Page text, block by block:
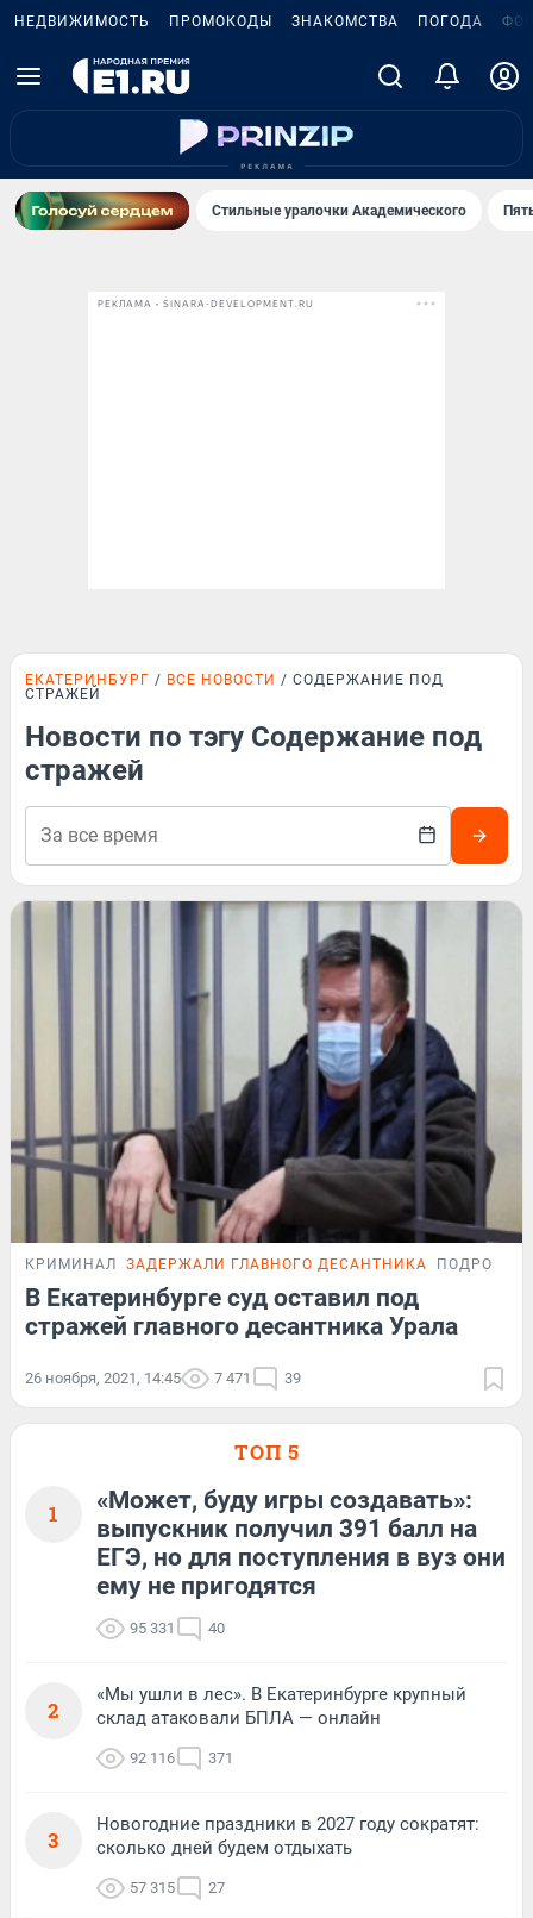
НЕДВИЖИМОСТЬ ПРОМОКОДЫ ЗНАКОМСТВА ПОГОДА
Стильные уралочки Академического
РЕКЛАМА • SINARA-DEVELOPMENT.RU
ЕКАТЕРИНБУРГ ВСЕ НОВОСТИ
СОДЕРЖАНИЕ ПОД
СТРАЖЕЙ
Новости по тэгу Содержание под
стражей
КРИМИНАЛ ЗАДЕРЖАЛИ ГЛАВНОГО ДЕСАНТНИКА
В Екатеринбурге суд оставил под
стражей главного десантника Урала
26 ноября, 2021, 14:45 7 471 39
ТОП 5
1
«Может, буду игры создавать»:
выпускник получил 391 балл на
ЕГЭ, но для поступления в вуз они
ему не пригодятся
95 331 40
2
«Мы ушли в лес». В Екатеринбурге крупный
склад атаковали БПЛА — онлайн
92 116 371
3
Новогодние праздники в 2027 году сократят:
сколько дней будем отдыхать
57 315 27